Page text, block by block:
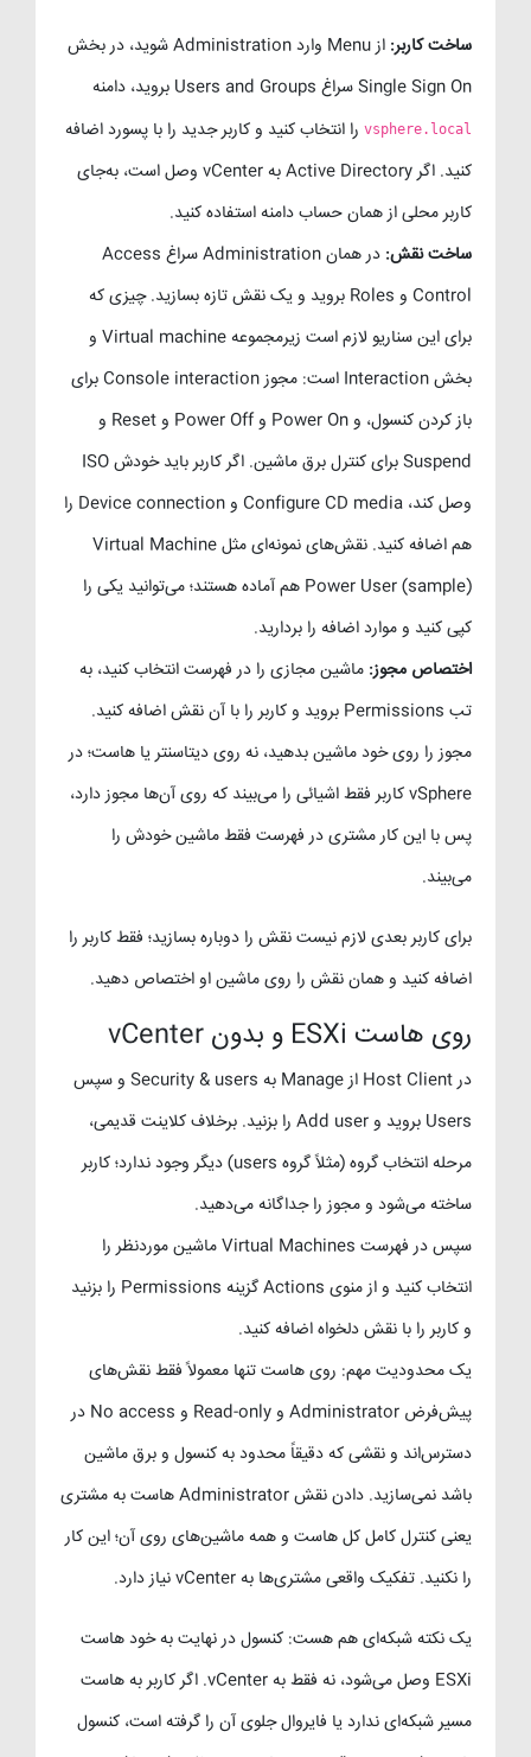
ساخت کاربر:
از Menu وارد Administration شوید، در بخش
Single Sign On سراغ Users and Groups بروید، دامنه
vsphere.local را انتخاب کنید و کاربر جدید را با پسورد اضافه
کنید. اگر Active Directory به vCenter وصل است، به‌جای
کاربر محلی از همان حساب دامنه استفاده کنید.
ساخت نقش:
در همان Administration سراغ Access
Control و Roles بروید و یک نقش تازه بسازید. چیزی که
برای این سناریو لازم است زیرمجموعه Virtual machine و
بخش Interaction است: مجوز Console interaction برای
باز کردن کنسول، و Power On و Power Off و Reset و
Suspend برای کنترل برق ماشین. اگر کاربر باید خودش ISO
وصل کند، Configure CD media و Device connection را
هم اضافه کنید. نقش‌های نمونه‌ای مثل Virtual Machine
Power User (sample) هم آماده هستند؛ می‌توانید یکی را
کپی کنید و موارد اضافه را بردارید.
اختصاص مجوز: ماشین مجازی را در فهرست انتخاب کنید، به
تب Permissions بروید و کاربر را با آن نقش اضافه کنید.
مجوز را روی خود ماشین بدهید، نه روی دیتاسنتر یا هاست؛ در
vSphere کاربر فقط اشیائی را می‌بیند که روی آن‌ها مجوز دارد،
پس با این کار مشتری در فهرست فقط ماشین خودش را
می‌بیند.
برای کاربر بعدی لازم نیست نقش را دوباره بسازید؛ فقط کاربر را
اضافه کنید و همان نقش را روی ماشین او اختصاص دهید.
روی هاست ESXi و بدون vCenter
در Host Client از Manage به Security & users و سپس
Users بروید و Add user را بزنید. برخلاف کلاینت قدیمی،
مرحله انتخاب گروه (مثلاً گروه users) دیگر وجود ندارد؛ کاربر
ساخته می‌شود و مجوز را جداگانه می‌دهید.
سپس در فهرست Virtual Machines ماشین موردنظر را
انتخاب کنید و از منوی Actions گزینه Permissions را بزنید
و کاربر را با نقش دلخواه اضافه کنید.
یک محدودیت مهم: روی هاست تنها معمولاً فقط نقش‌های
پیش‌فرض Administrator و Read-only و No access در
دسترس‌اند و نقشی که دقیقاً محدود به کنسول و برق ماشین
باشد نمی‌سازید. دادن نقش Administrator هاست به مشتری
یعنی کنترل کامل کل هاست و همه ماشین‌های روی آن؛ این کار
را نکنید. تفکیک واقعی مشتری‌ها به vCenter نیاز دارد.
یک نکته شبکه‌ای هم هست: کنسول در نهایت به خود هاست
ESXi وصل می‌شود، نه فقط به vCenter. اگر کاربر به هاست
مسیر شبکه‌ای ندارد یا فایروال جلوی آن را گرفته است، کنسول